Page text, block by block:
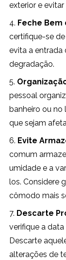
exterior e
4. Feche Bem
certifique-se
evita a entrada
degradação.
5.
pessoal
banheiro ou no
que sejam
6. Evite
comum
umidade e a
los. Considere
cômodo mais
7. Descarte
verifique a
Descarte
alterações de